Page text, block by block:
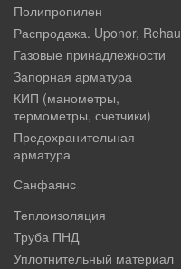
Полипропилен
Распродажа. Uponor, Rehau
Газовые принадлежности
Запорная арматура
КИП (манометры,
термометры, счетчики)
Предохранительная
арматура
Санфаянс
Теплоизоляция
Труба ПНД
Уплотнительный материал